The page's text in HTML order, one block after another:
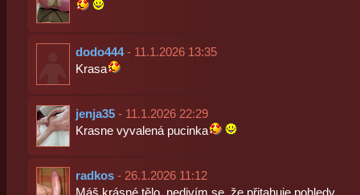
dodo444- 11.1.2026 13:35
Krasa
jenja35- 11.1.2026 22:29
Krasne vyvalená pucinka
radkos- 26.1.2026 11:12
Máš krásné tělo, nedivím se, že přitahuje pohledy.